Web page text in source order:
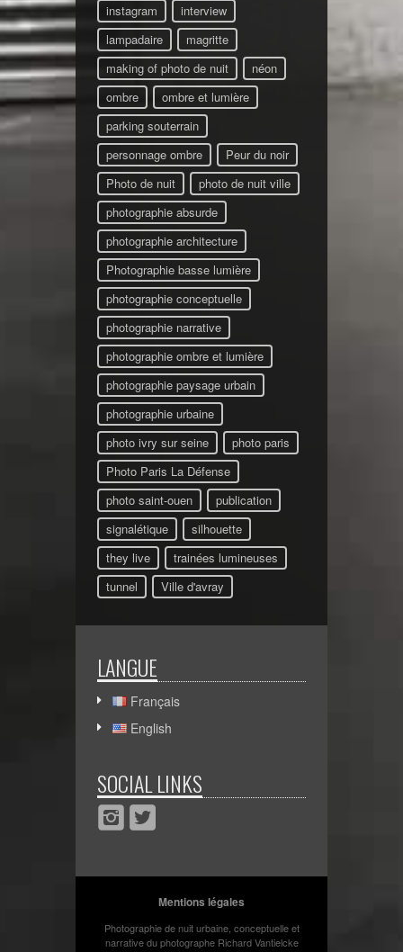
instagram
interview
lampadaire
magritte
making of photo de nuit
néon
ombre
ombre et lumière
parking souterrain
personnage ombre
Peur du noir
Photo de nuit
photo de nuit ville
photographie absurde
photographie architecture
Photographie basse lumière
photographie conceptuelle
photographie narrative
photographie ombre et lumière
photographie paysage urbain
photographie urbaine
photo ivry sur seine
photo paris
Photo Paris La Défense
photo saint-ouen
publication
signalétique
silhouette
they live
trainées lumineuses
tunnel
Ville d'avray
LANGUE
Français
English
SOCIAL LINKS
Mentions légales
Photographie de nuit urbaine, conceptuelle et
narrative du photographe Richard Vantielcke